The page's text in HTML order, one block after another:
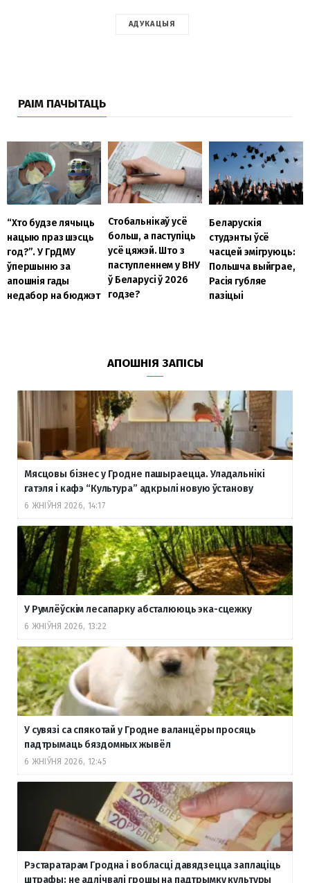
АДУКАЦЫЯ
РАІМ ПАЧЫТАЦЬ
“Хто будзе лячыць
нацыю праз шэсць
год?”. У ГрДМУ
ўпершыню за
апошнія гады
недабор на бюджэт
Стобальнікаў усё
больш, а паступіць
усё цяжэй. Што з
паступленнем у ВНУ
ў Беларусі ў 2026
годзе?
Беларускія
студэнты ўсё
часцей эмігруюць:
Польшча выйграе,
Расія губляе
пазіцыі
АПОШНІЯ ЗАПІСЫ
Мясцовы бізнес у Гродне пашыраецца. Уладальнікі
гатэля і кафэ “Культура” адкрылі новую ўстанову
6 ЖНІЎНЯ 2026, 14:17
У Румлёўскім лесапарку абсталююць эка-сцежку
6 ЖНІЎНЯ 2026, 13:22
У сувязі са спякотай у Гродне валанцёры просяць
падтрымаць бяздомных жывёл
6 ЖНІЎНЯ 2026, 12:45
Рэстаратарам Гродна і вобласці давядзецца заплаціць
штрафы: не адлічвалі грошы на падтрымку культуры